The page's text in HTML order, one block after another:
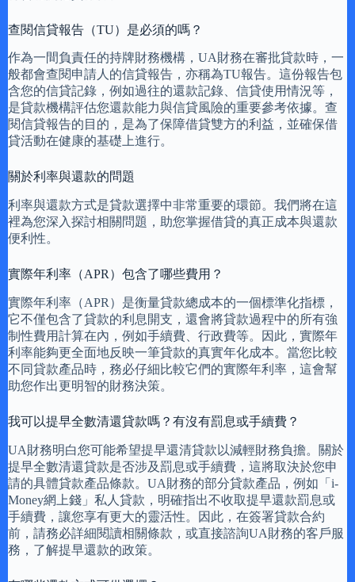
查閱信貸報告（TU）是必須的嗎？
作為一間負責任的持牌財務機構，UA財務在審批貸款時，一
般都會查閱申請人的信貸報告，亦稱為TU報告。這份報告包
含您的信貸記錄，例如過往的還款記錄、信貸使用情況等，
是貸款機構評估您還款能力與信貸風險的重要參考依據。查
閱信貸報告的目的，是為了保障借貸雙方的利益，並確保借
貸活動在健康的基礎上進行。
關於利率與還款的問題
利率與還款方式是貸款選擇中非常重要的環節。我們將在這
裡為您深入探討相關問題，助您掌握借貸的真正成本與還款
便利性。
實際年利率（APR）包含了哪些費用？
實際年利率（APR）是衡量貸款總成本的一個標準化指標，
它不僅包含了貸款的利息開支，還會將貸款過程中的所有強
制性費用計算在內，例如手續費、行政費等。因此，實際年
利率能夠更全面地反映一筆貸款的真實年化成本。當您比較
不同貸款產品時，務必仔細比較它們的實際年利率，這會幫
助您作出更明智的財務決策。
我可以提早全數清還貸款嗎？有沒有罰息或手續費？
UA財務明白您可能希望提早還清貸款以減輕財務負擔。關於
提早全數清還貸款是否涉及罰息或手續費，這將取決於您申
請的具體貸款產品條款。UA財務的部分貸款產品，例如「i-
Money網上錢」私人貸款，明確指出不收取提早還款罰息或
手續費，讓您享有更大的靈活性。因此，在簽署貸款合約
前，請務必詳細閱讀相關條款，或直接諮詢UA財務的客戶服
務，了解提早還款的政策。